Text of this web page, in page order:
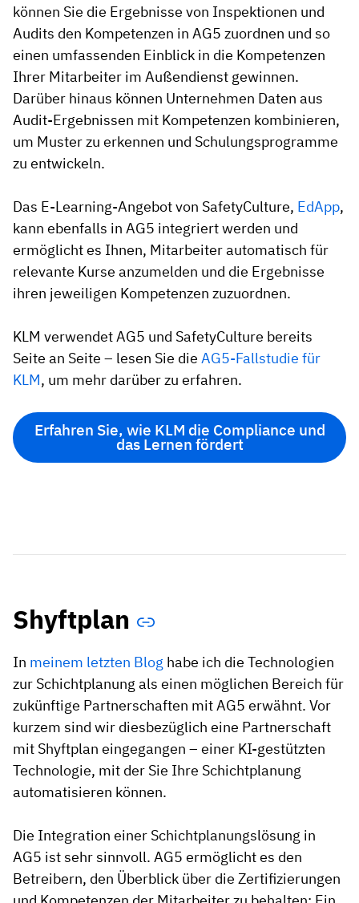
können Sie die Ergebnisse von Inspektionen und
Audits den Kompetenzen in AG5 zuordnen und so
einen umfassenden Einblick in die Kompetenzen
Ihrer Mitarbeiter im Außendienst gewinnen.
Darüber hinaus können Unternehmen Daten aus
Audit-Ergebnissen mit Kompetenzen kombinieren,
um Muster zu erkennen und Schulungsprogramme
zu entwickeln.
Das E-Learning-Angebot von SafetyCulture, EdApp,
kann ebenfalls in AG5 integriert werden und
ermöglicht es Ihnen, Mitarbeiter automatisch für
relevante Kurse anzumelden und die Ergebnisse
ihren jeweiligen Kompetenzen zuzuordnen.
KLM verwendet AG5 und SafetyCulture bereits
Seite an Seite – lesen Sie die AG5-Fallstudie für
KLM, um mehr darüber zu erfahren.
Erfahren Sie, wie KLM die Compliance und
das Lernen fördert
Shyftplan
In meinem letzten Blog habe ich die Technologien
zur Schichtplanung als einen möglichen Bereich für
zukünftige Partnerschaften mit AG5 erwähnt. Vor
kurzem sind wir diesbezüglich eine Partnerschaft
mit Shyftplan eingegangen – einer KI-gestützten
Technologie, mit der Sie Ihre Schichtplanung
automatisieren können.
Die Integration einer Schichtplanungslösung in
AG5 ist sehr sinnvoll. AG5 ermöglicht es den
Betreibern, den Überblick über die Zertifizierungen